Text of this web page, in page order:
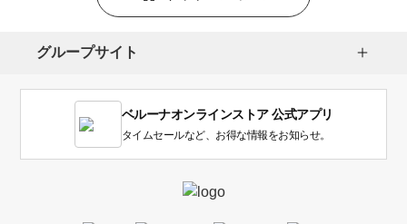
い
グループサイト
ベルーナオンラインストア 公式アプリ
タイムセールなど、お得な情報をお知らせ。